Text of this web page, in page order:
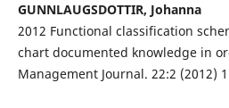
GUNNLAUGSDOTTIR, Johanna
2012 Functional classification
chart documented knowledge in
Management Journal. 22:2 (2012)